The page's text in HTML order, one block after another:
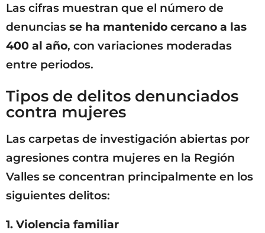
Las cifras muestran que el número de
denuncias se ha mantenido cercano a las
400 al año, con variaciones moderadas
entre periodos.
Tipos de delitos denunciados
contra mujeres
Las carpetas de investigación abiertas por
agresiones contra mujeres en la Región
Valles se concentran principalmente en los
siguientes delitos:
1. Violencia familiar